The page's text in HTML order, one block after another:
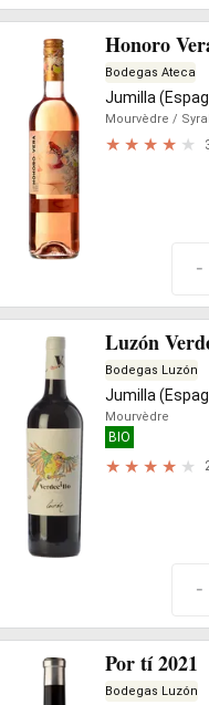
Honoro
Bodegas Ateca
Jumilla
Mourvèdre /
-
Luzón
Bodegas Luzón
Jumilla
Mourvèdre
BIO
-
Por tí 2021
Bodegas Luzón